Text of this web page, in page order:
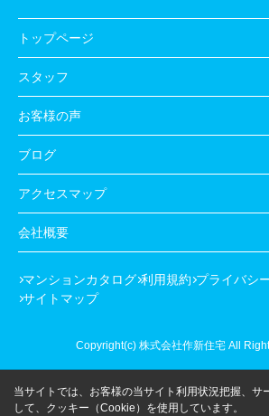
トップページ
スタッフ
お客様の声
ブログ
アクセスマップ
会社概要
マンションカタログ 利用規約 プライバシ
サイトマップ
Copyright(c) 株式会社作新住宅 All
当サイトでは、お客様の当サイト利用状況把握、サ
して、クッキー（Cookie）を使用しています。